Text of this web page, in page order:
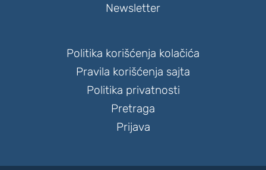
Newsletter
Politika korišćenja kolačića
Pravila korišćenja sajta
Politika privatnosti
Pretraga
Prijava